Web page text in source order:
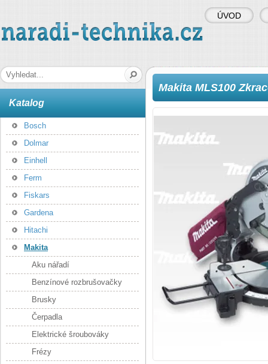
naradi-technika.cz
Makita MLS100
Katalog
Bosch
Dolmar
Einhell
Ferm
Fiskars
Gardena
Hitachi
Makita
Aku nářadí
Benzínové rozbrušovačky
Brusky
Čerpadla
Elektrické šroubováky
Frézy
ÚVOD
Hledaná fráze